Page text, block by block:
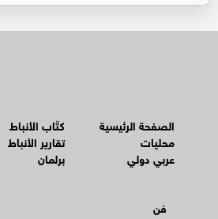
الصفحة الرئيسية
محليات
عربي دولي
كتّاب الأنباط
تقارير الأنباط
برلمان
فن